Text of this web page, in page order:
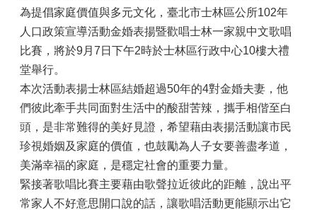
為提倡家庭價值與多元文化，臺北市士林區公所102年
人口政策宣導活動金婚表揚暨歡唱士林一家親中文歌唱
比賽，將於9月7日下午2時於士林區行政中心10樓大禮
堂舉行。
本次活動表揚士林區結婚超過50年的4對金婚夫妻，他
們彼此牽手共同面對生活中的酸甜苦辣，攜手相偕至白
頭，是非常難得的美好見證，希望藉由表揚活動讓市民
珍視婚姻及家庭的價值，也鼓勵為人子女要善盡孝道，
美滿幸福的家庭，是穩定社會的重要力量。
緊接著歌唱比賽主要藉由歌聲拉近彼此的距離，說出平
常家人不好意思開口說的話，讓歌唱活動更能顯示出它